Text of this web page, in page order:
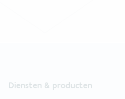
Diensten & producten